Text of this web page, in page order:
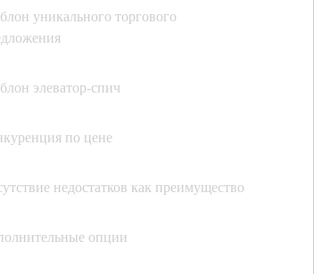
уникального торгового
элеватор-спич
по цене
недостатков как преимущество
опции